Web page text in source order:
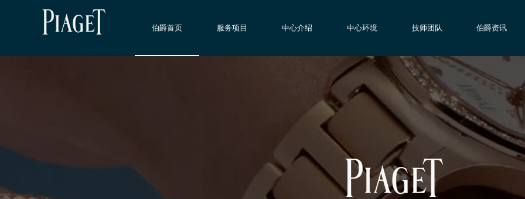
伯爵首页 服务项目 中心介绍 中心环境 技师团队 伯爵资讯